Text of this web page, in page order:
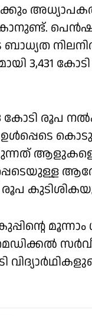
ബാധ്യത
3,431
കോടി രൂപ
രൂപ
മൂന്നാം